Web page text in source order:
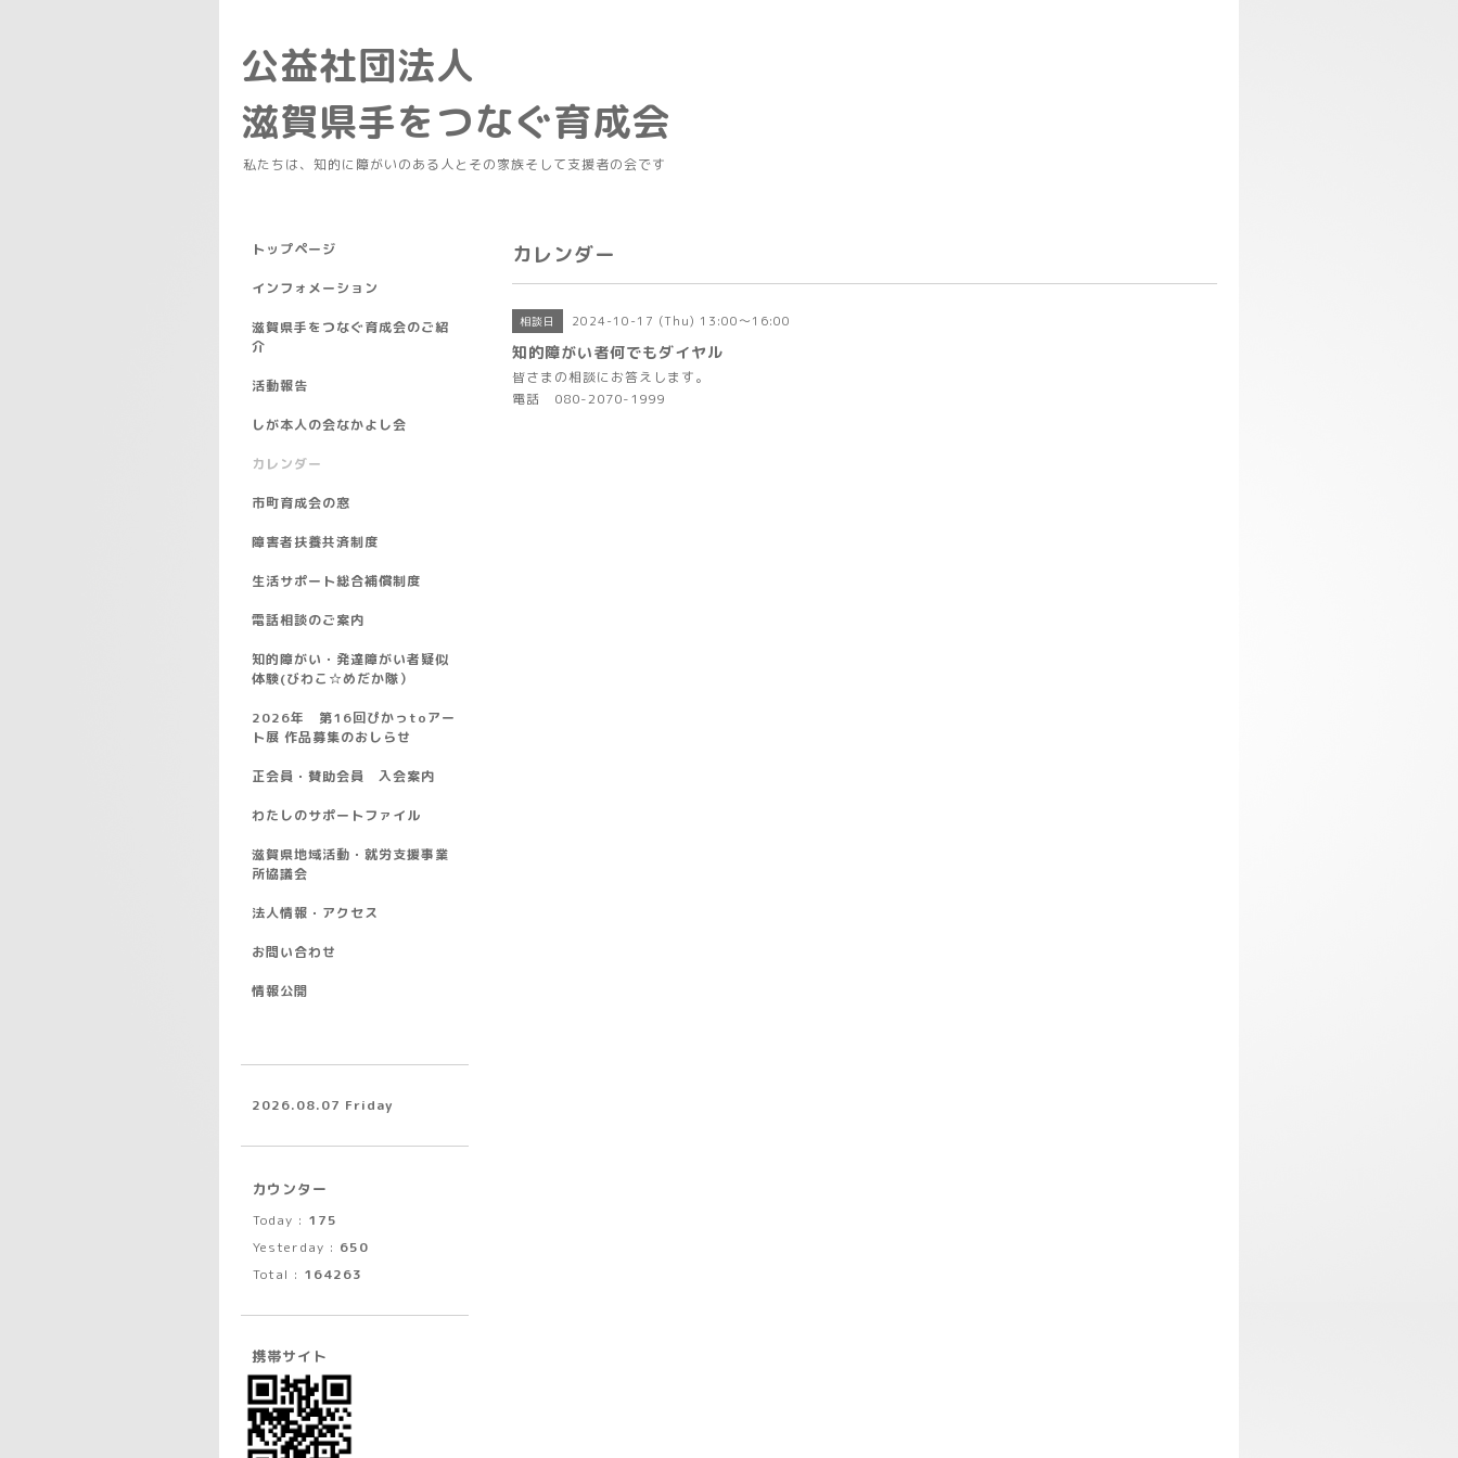
公益社団法人
滋賀県手をつなぐ育成会
私たちは、知的に障がいのある人とその家族そして支援者の会です
カレンダー
相談日 2024-10-17 (Thu) 13:00～16:00
知的障がい者何でもダイヤル
皆さまの相談にお答えします。
電話 080-2070-1999
トップページ
インフォメーション
滋賀県手をつなぐ育成会のご紹
介
活動報告
しが本人の会なかよし会
カレンダー
市町育成会の窓
障害者扶養共済制度
生活サポート総合補償制度
電話相談のご案内
知的障がい・発達障がい者疑似
体験(びわこ☆めだか隊）
2026年 第16回ぴかっtoアー
ト展 作品募集のおしらせ
正会員・賛助会員 入会案内
わたしのサポートファイル
滋賀県地域活動・就労支援事業
所協議会
法人情報・アクセス
お問い合わせ
情報公開
2026.08.07 Friday
カウンター
Today : 175
Yesterday : 650
Total : 164263
携帯サイト